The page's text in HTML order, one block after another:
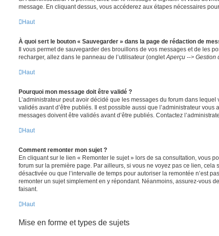
message. En cliquant dessus, vous accéderez aux étapes nécessaires
Haut
À quoi sert le bouton « Sauvegarder » dans la page de rédaction de
Il vous permet de sauvegarder des brouillons de vos messages et de les
recharger, allez dans le panneau de l’utilisateur (onglet Aperçu --> Gestion
Haut
Pourquoi mon message doit être validé ?
L’administrateur peut avoir décidé que les messages du forum dans lequel
validés avant d’être publiés. Il est possible aussi que l’administrateur vous
messages doivent être validés avant d’être publiés. Contactez
Haut
Comment remonter mon sujet ?
En cliquant sur le lien « Remonter le sujet » lors de sa consultation, vous
forum sur la première page. Par ailleurs, si vous ne voyez pas ce lien, cela
désactivée ou que l’intervalle de temps pour autoriser la remontée n’est
remonter un sujet simplement en y répondant. Néanmoins, assurez-vous
faisant.
Haut
Mise en forme et types de sujets